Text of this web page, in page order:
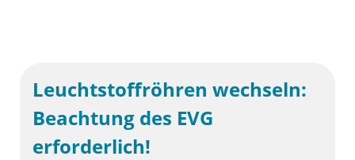
Leuchtstoffröhren wechseln:
Beachtung des EVG
erforderlich!